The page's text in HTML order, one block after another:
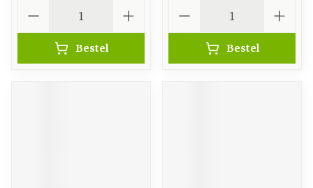
Bestel Bestel